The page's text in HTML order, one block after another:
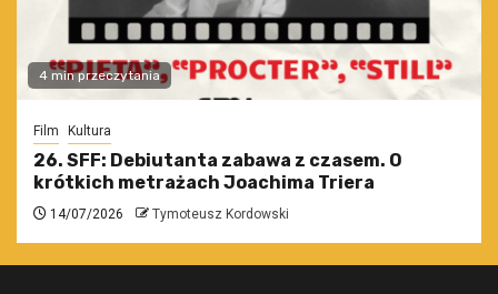
4 min przeczytania
Film Kultura
26. SFF: Debiutanta zabawa z czasem. O
krótkich metrażach Joachima Triera
14/07/2026 Tymoteusz Kordowski